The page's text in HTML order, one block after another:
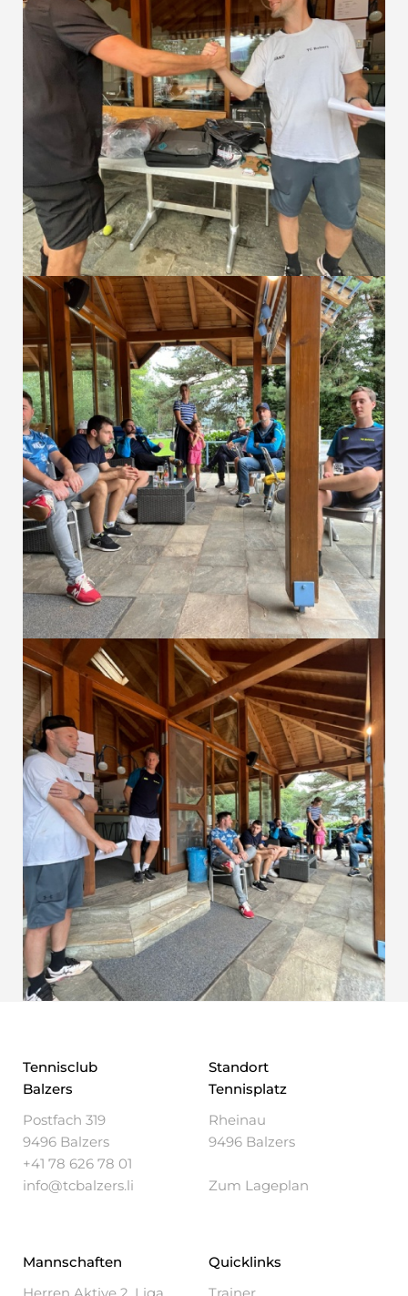
Tennisclub
Balzers
Postfach 319
9496 Balzers
+41 78 626 78 01
info@tcbalzers.li
Standort
Tennisplatz
Rheinau
9496 Balzers
Zum Lageplan
Mannschaften
Quicklinks